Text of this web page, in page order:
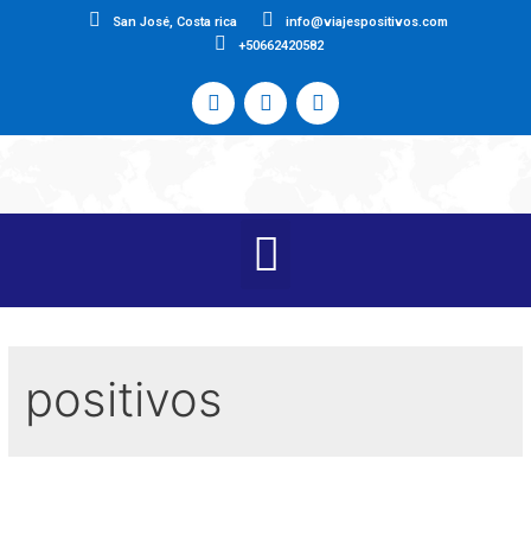
San José, Costa rica
info@viajespositivos.com
+50662420582
positivos